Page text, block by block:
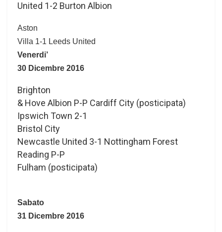
United 1-2 Burton Albion
Aston
Villa 1-1 Leeds United
Venerdi’
30 Dicembre 2016
Brighton
& Hove Albion P-P Cardiff City (posticipata)
Ipswich Town 2-1
Bristol City
Newcastle United 3-1 Nottingham Forest
Reading P-P
Fulham (posticipata)
Sabato
31 Dicembre 2016